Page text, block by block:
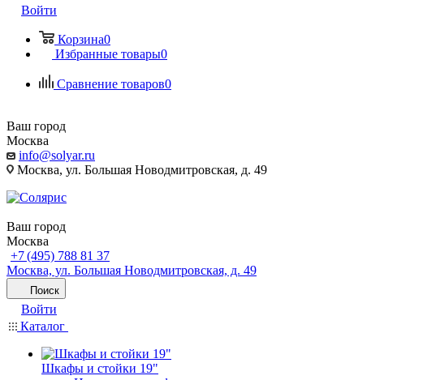
Войти
Корзина0
Избранные товары0
Сравнение товаров0
Ваш город
Москва
info@solyar.ru
Москва, ул. Большая Новодмитровская, д. 49
Ваш город
Москва
+7 (495) 788 81 37
Москва, ул. Большая Новодмитровская, д. 49
Поиск
Войти
Каталог
Шкафы и стойки 19"